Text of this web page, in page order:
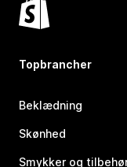
Topbrancher
Beklædning
Skønhed
Smykker og